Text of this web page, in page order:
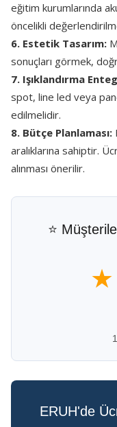
eğitim kurumlarında
öncelikli
6. Estetik Tasarım:
sonuçları görmek,
7. Işıklandırma
spot, line led veya
edilmelidir.
8. Bütçe Planlaması:
aralıklarına sahiptir.
alınması önerilir.
⭐
ERUH'de